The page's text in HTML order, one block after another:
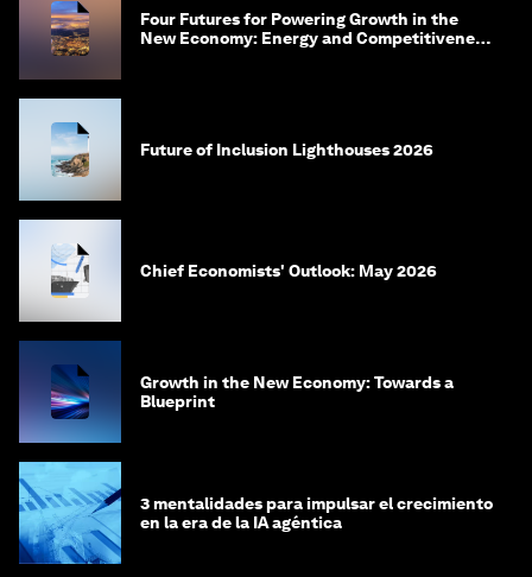
Four Futures for Powering Growth in the
New Economy: Energy and Competitiveness
Future of Inclusion Lighthouses 2026
Chief Economists' Outlook: May 2026
Growth in the New Economy: Towards a
Blueprint
3 mentalidades para impulsar el crecimiento
en la era de la IA agéntica